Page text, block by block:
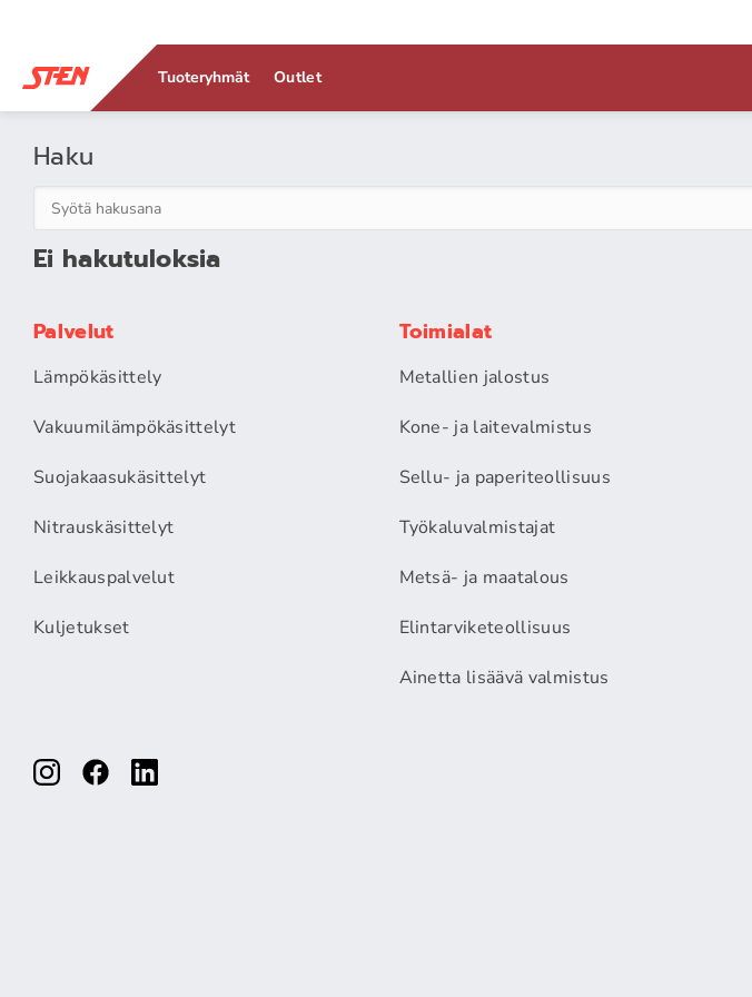
Tuoteryhmät Outlet
Haku
Ei hakutuloksia
Palvelut
Lämpökäsittely
Vakuumilämpökäsittelyt
Suojakaasukäsittelyt
Nitrauskäsittelyt
Leikkauspalvelut
Kuljetukset
Toimialat
Metallien jalostus
Kone- ja laitevalmistus
Sellu- ja paperiteollisuus
Työkaluvalmistajat
Metsä- ja maatalous
Elintarviketeollisuus
Ainetta lisäävä valmistus